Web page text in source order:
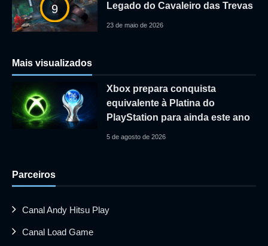
9
Legado do Cavaleiro das Trevas
23 de maio de 2026
Mais visualizados
Xbox prepara conquista
equivalente à Platina do
PlayStation para ainda este ano
5 de agosto de 2026
Parceiros
Canal Andy Hitsu Play
Canal Load Game